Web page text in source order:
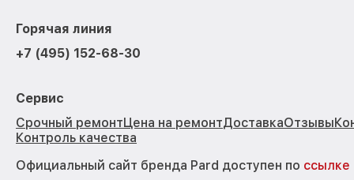
Горячая линия
+7 (495) 152-68-30
Сервис
Срочный ремонтЦена на ремонтДоставкаОтзывы
Контроль качества
Официальный сайт бренда Pard доступен по ссылке